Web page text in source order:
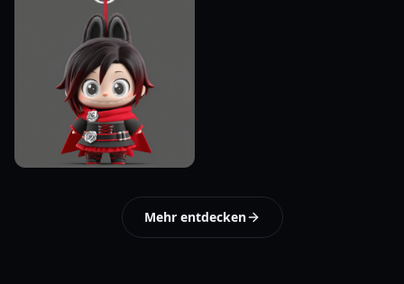
Mehr entdecken